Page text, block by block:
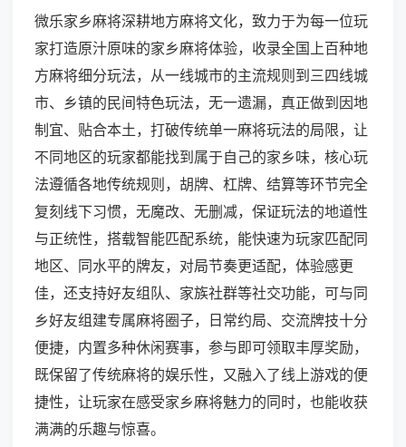
微乐家乡麻将深耕地方麻将文化，致力于为每一位玩
家打造原汁原味的家乡麻将体验，收录全国上百种地
方麻将细分玩法，从一线城市的主流规则到三四线城
市、乡镇的民间特色玩法，无一遗漏，真正做到因地
制宜、贴合本土，打破传统单一麻将玩法的局限，让
不同地区的玩家都能找到属于自己的家乡味，核心玩
法遵循各地传统规则，胡牌、杠牌、结算等环节完全
复刻线下习惯，无魔改、无删减，保证玩法的地道性
与正统性，搭载智能匹配系统，能快速为玩家匹配同
地区、同水平的牌友，对局节奏更适配，体验感更
佳，还支持好友组队、家族社群等社交功能，可与同
乡好友组建专属麻将圈子，日常约局、交流牌技十分
便捷，内置多种休闲赛事，参与即可领取丰厚奖励，
既保留了传统麻将的娱乐性，又融入了线上游戏的便
捷性，让玩家在感受家乡麻将魅力的同时，也能收获
满满的乐趣与惊喜。